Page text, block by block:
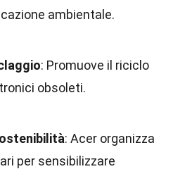
ambientale.
: Promuove il riciclo
obsoleti.
: Acer organizza
per sensibilizzare